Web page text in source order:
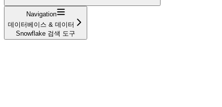
Navigation
데이터베이스 & 데이터
Snowflake 검색 도구